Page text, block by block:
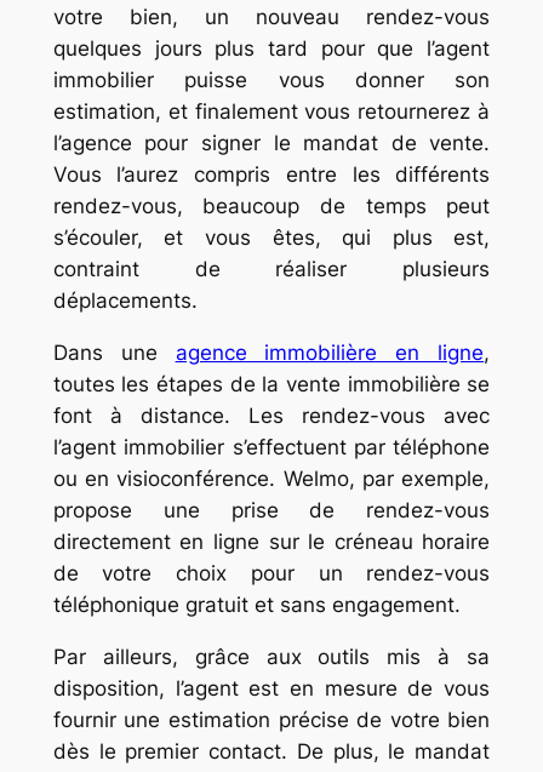
votre bien, un nouveau rendez-vous
quelques jours plus tard pour que l’agent
immobilier puisse vous donner son
estimation, et finalement vous retournerez à
l’agence pour signer le mandat de vente.
Vous l’aurez compris entre les différents
rendez-vous, beaucoup de temps peut
s’écouler, et vous êtes, qui plus est,
contraint de réaliser plusieurs
déplacements.
Dans une agence immobilière en ligne,
toutes les étapes de la vente immobilière se
font à distance. Les rendez-vous avec
l’agent immobilier s’effectuent par téléphone
ou en visioconférence. Welmo, par exemple,
propose une prise de rendez-vous
directement en ligne sur le créneau horaire
de votre choix pour un rendez-vous
téléphonique gratuit et sans engagement.
Par ailleurs, grâce aux outils mis à sa
disposition, l’agent est en mesure de vous
fournir une estimation précise de votre bien
dès le premier contact. De plus, le mandat